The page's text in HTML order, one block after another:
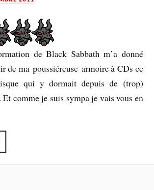
de Black Sabbath m’a donné
de ma poussiéreuse armoire à CDs ce
qui y dormait depuis de (trop)
Et comme je suis sympa je vais vous en